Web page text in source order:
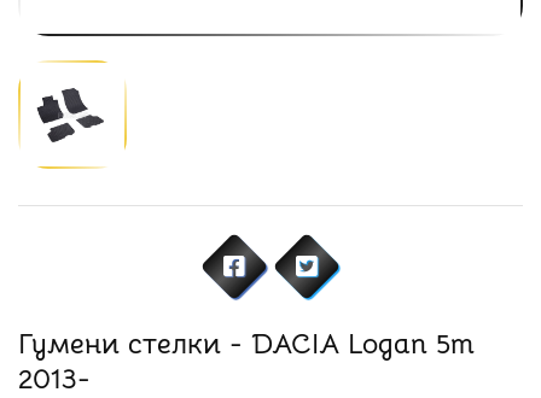
Гумени стелки - DACIA Logan 5m
2013-